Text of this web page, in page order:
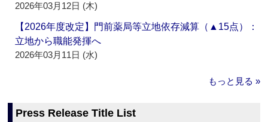
2026年03月12日 (木)
【2026年度改定】門前薬局等立地依存減算（▲15点）：
立地から職能発揮へ
2026年03月11日 (水)
もっと見る »
Press Release Title List